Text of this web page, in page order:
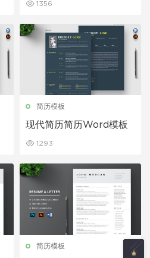
1356
简历模板
现代简历简历Word模板
1293
简历模板